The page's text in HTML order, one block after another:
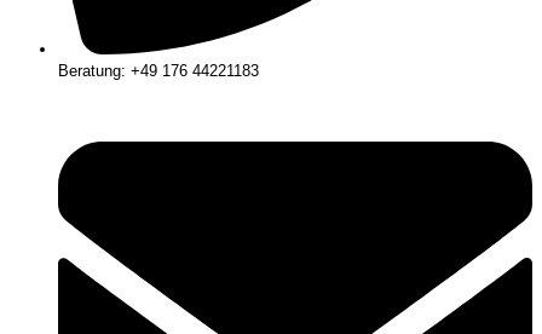
Beratung: +49 176 44221183